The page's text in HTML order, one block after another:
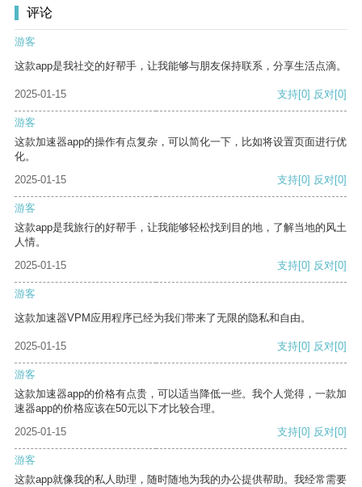
评论
游客
这款app是我社交的好帮手，让我能够与朋友保持联系，分享生活点滴。
2025-01-15 支持[0] 反对[0]
游客
这款加速器app的操作有点复杂，可以简化一下，比如将设置页面进行优
化。
2025-01-15
支持[0] 反对[0]
游客
这款app是我旅行的好帮手，让我能够轻松找到目的地，了解当地的风土
人情。
2025-01-15
支持[0] 反对[0]
游客
这款加速器VPM应用程序已经为我们带来了无限的隐私和自由。
2025-01-15 支持[0] 反对[0]
游客
这款加速器app的价格有点贵，可以适当降低一些。我个人觉得，一款加
速器app的价格应该在50元以下才比较合理。
2025-01-15
支持[0] 反对[0]
游客
这款app就像我的私人助理，随时随地为我的办公提供帮助。我经常需要